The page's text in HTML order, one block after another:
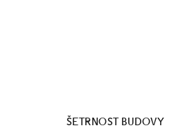
ŠETRNOST BUDOVY